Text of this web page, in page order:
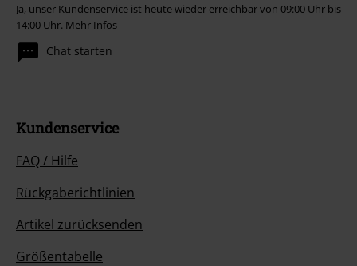
Ja, unser Kundenservice ist heute wieder erreichbar von 09:00 Uhr bis
14:00 Uhr. Mehr Infos
Chat starten
Kundenservice
FAQ / Hilfe
Rückgaberichtlinien
Artikel zurücksenden
Größentabelle